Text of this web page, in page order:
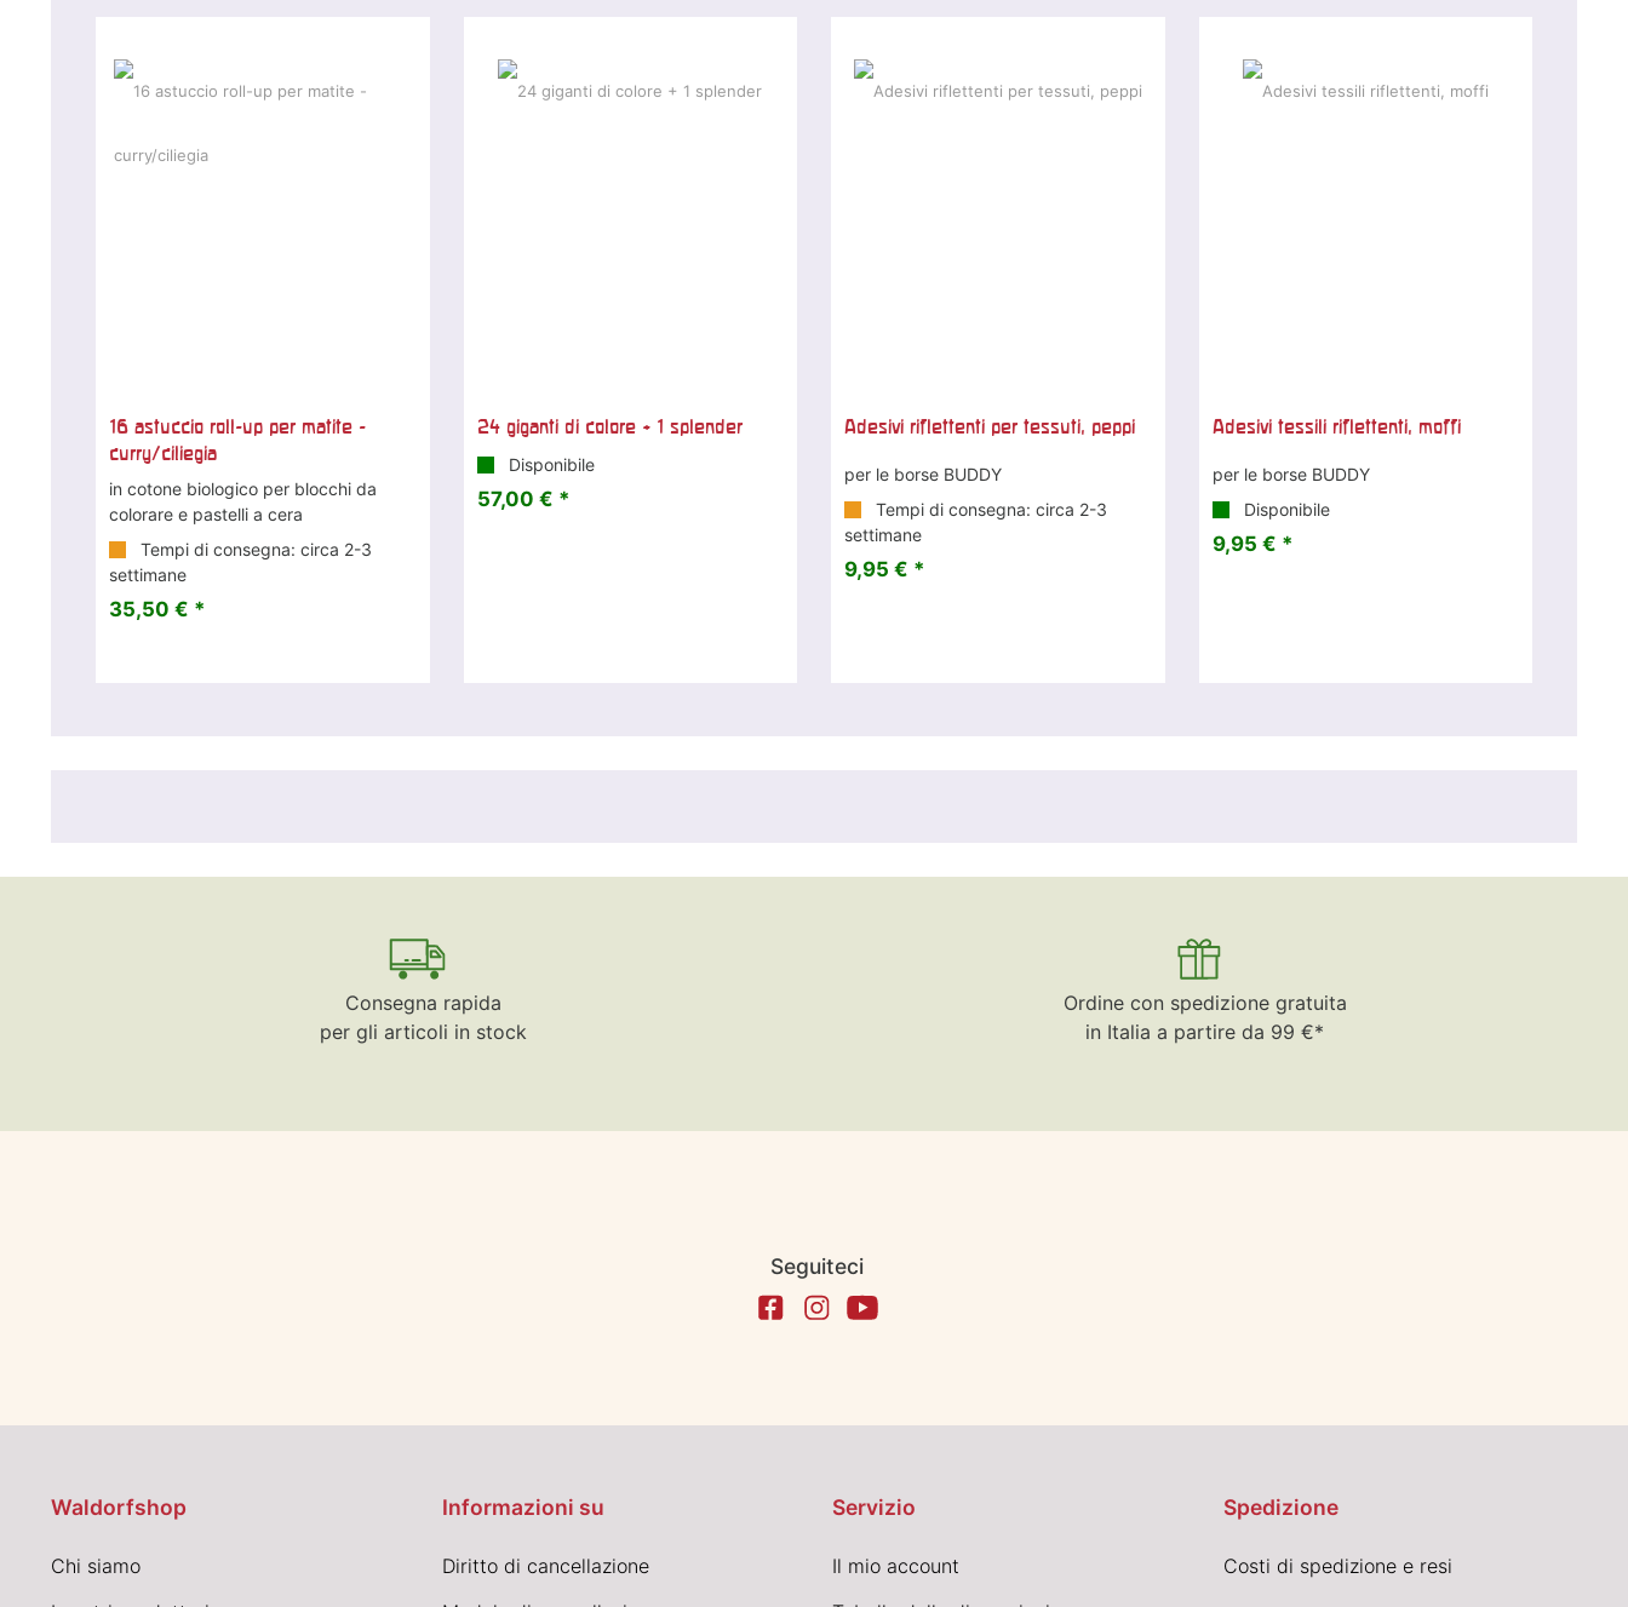
16 astuccio roll-up per matite -
curry/ciliegia
in cotone biologico per blocchi da
colorare e pastelli a cera
Tempi di consegna: circa 2-3
settimane
35,50 € *
24 giganti di colore + 1 splender
Disponibile
57,00 € *
Adesivi riflettenti per tessuti, peppi
per le borse BUDDY
Tempi di consegna: circa 2-3
settimane
9,95 € *
Adesivi tessili riflettenti, moffi
per le borse BUDDY
Disponibile
9,95 € *
Consegna rapida
per gli articoli in stock
Ordine con spedizione gratuita
in Italia a partire da 99 €*
Seguiteci
Waldorfshop
Chi siamo
Informazioni su
Diritto di cancellazione
Servizio
Il mio account
Spedizione
Costi di spedizione e resi